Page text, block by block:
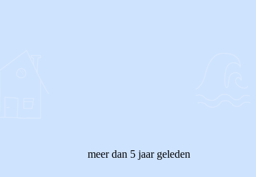
meer dan 5 jaar geleden